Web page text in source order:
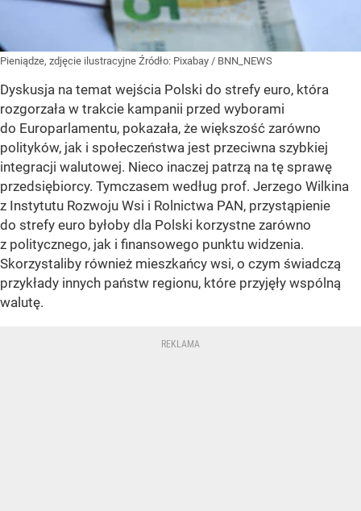
Pieniądze, zdjęcie ilustracyjne Źródło: Pixabay / BNN_NEWS
Dyskusja na temat wejścia Polski do strefy euro, która
rozgorzała w trakcie kampanii przed wyborami
do Europarlamentu, pokazała, że większość zarówno
polityków, jak i społeczeństwa jest przeciwna szybkiej
integracji walutowej. Nieco inaczej patrzą na tę sprawę
przedsiębiorcy. Tymczasem według prof. Jerzego Wilkina
z Instytutu Rozwoju Wsi i Rolnictwa PAN, przystąpienie
do strefy euro byłoby dla Polski korzystne zarówno
z politycznego, jak i finansowego punktu widzenia.
Skorzystaliby również mieszkańcy wsi, o czym świadczą
przykłady innych państw regionu, które przyjęły wspólną
walutę.